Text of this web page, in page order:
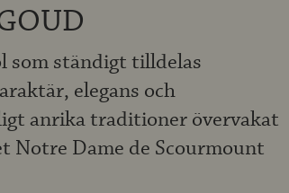
som ständigt tilldelas
elegans och
anrika traditioner övervakat
Dame de Scourmount